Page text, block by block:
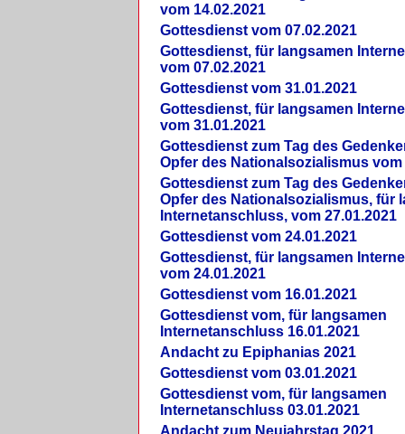
vom 14.02.2021
Gottesdienst vom 07.02.2021
Gottesdienst, für langsamen
vom 07.02.2021
Gottesdienst vom 31.01.2021
Gottesdienst, für langsamen
vom 31.01.2021
Gottesdienst zum Tag des
Opfer des Nationalsozialismus vom
Gottesdienst zum Tag des
Opfer des Nationalsozialismus, für
Internetanschluss, vom 27.01.2021
Gottesdienst vom 24.01.2021
Gottesdienst, für langsamen
vom 24.01.2021
Gottesdienst vom 16.01.2021
Gottesdienst vom, für langsamen
Internetanschluss 16.01.2021
Andacht zu Epiphanias 2021
Gottesdienst vom 03.01.2021
Gottesdienst vom, für langsamen
Internetanschluss 03.01.2021